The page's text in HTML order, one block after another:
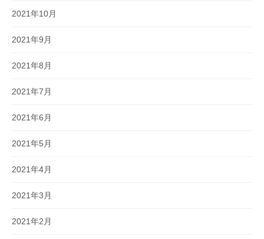
2021年10月
2021年9月
2021年8月
2021年7月
2021年6月
2021年5月
2021年4月
2021年3月
2021年2月